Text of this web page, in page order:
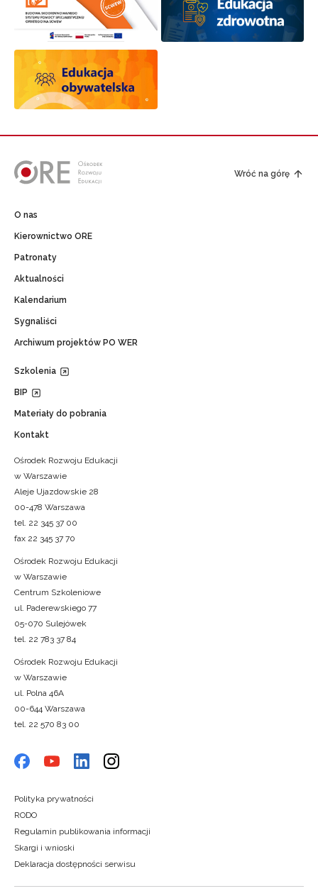
Wróć na górę
O nas
Kierownictwo ORE
Patronaty
Aktualności
Kalendarium
Sygnaliści
Archiwum projektów PO WER
Szkolenia
BIP
Materiały do pobrania
Kontakt
Ośrodek Rozwoju Edukacji
w Warszawie
Aleje Ujazdowskie 28
00-478 Warszawa
tel. 22 345 37 00
fax 22 345 37 70
Ośrodek Rozwoju Edukacji
w Warszawie
Centrum Szkoleniowe
ul. Paderewskiego 77
05-070 Sulejówek
tel. 22 783 37 84
Ośrodek Rozwoju Edukacji
w Warszawie
ul. Polna 46A
00-644 Warszawa
tel. 22 570 83 00
Polityka prywatności
RODO
Regulamin publikowania informacji
Skargi i wnioski
Deklaracja dostępności serwisu